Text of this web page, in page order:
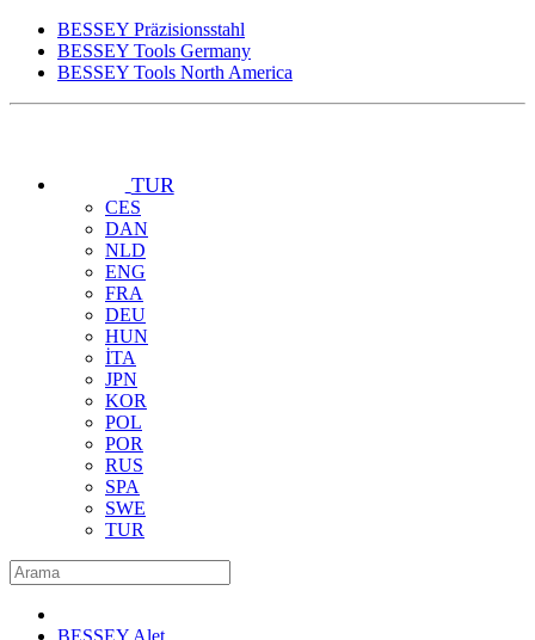
BESSEY Präzisionsstahl
BESSEY Tools Germany
BESSEY Tools North America
TUR
CES
DAN
NLD
ENG
FRA
DEU
HUN
İTA
JPN
KOR
POL
POR
RUS
SPA
SWE
TUR